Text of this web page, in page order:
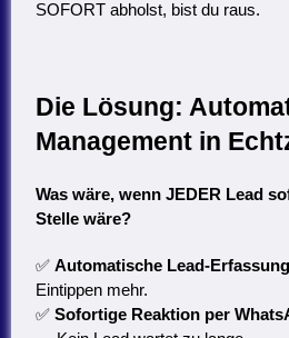
SOFORT abholst, bist du raus.
Die Lösung:
Management in
Was wäre, wenn JEDER Lead
Stelle wäre?
✅ Automatische Lead-Erfassung
Eintippen mehr.
✅ Sofortige Reaktion per